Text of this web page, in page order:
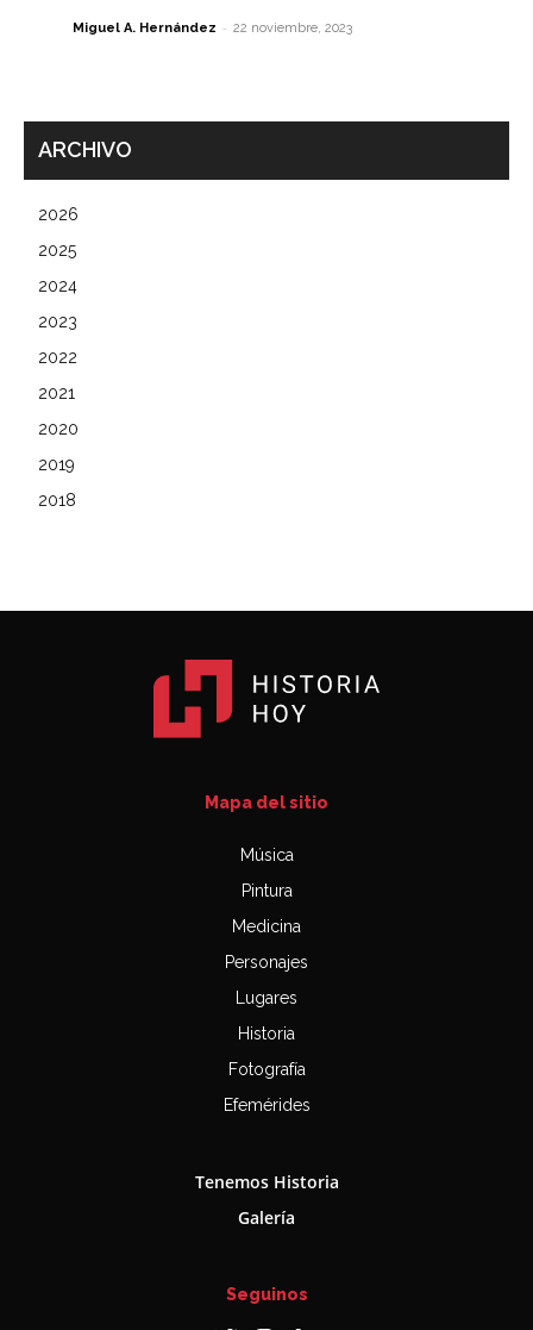
Miguel A. Hernández - 22 noviembre, 2023
ARCHIVO
2026
2025
2024
2023
2022
2021
2020
2019
2018
Mapa del sitio
Música
Pintura
Medicina
Personajes
Lugares
Historia
Fotografía
Efemérides
Tenemos Historia
Galería
Seguinos